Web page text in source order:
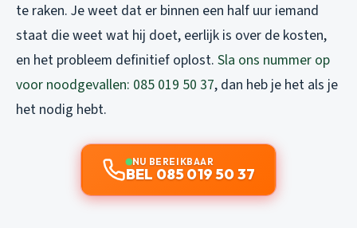
te raken. Je weet dat er binnen een half uur iemand
staat die weet wat hij doet, eerlijk is over de kosten,
en het probleem definitief oplost. Sla ons nummer op
voor noodgevallen: 085 019 50 37, dan heb je het als je
het nodig hebt.
NU BEREIKBAAR
BEL 085 019 50 37